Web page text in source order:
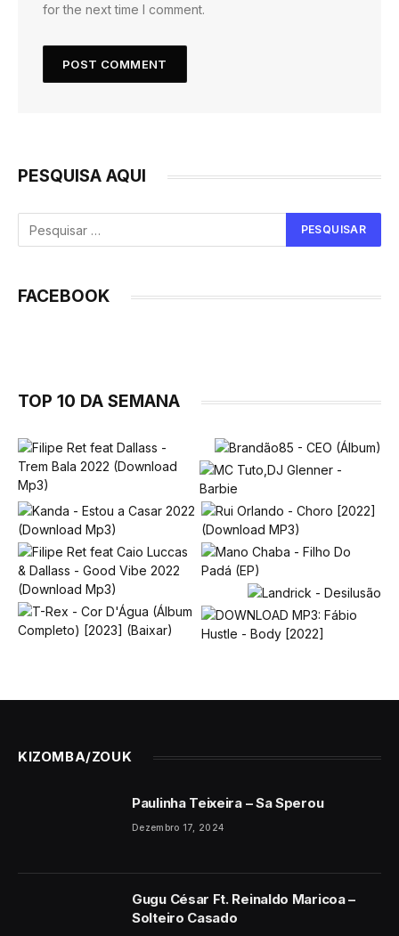
for the next time I comment.
PESQUISA AQUI
FACEBOOK
TOP 10 DA SEMANA
KIZOMBA/ZOUK
Paulinha Teixeira – Sa Sperou
Dezembro 17, 2024
Gugu César Ft. Reinaldo Maricoa –
Solteiro Casado